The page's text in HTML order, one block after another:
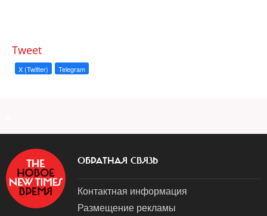
Tweet
X (Twitter) Telegram
ОБРАТНАЯ СВЯЗЬ
Контактная информация
Размещение рекламы